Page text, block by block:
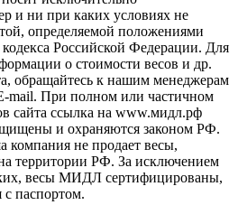
и ни при каких условиях не
определяемой положениями
Российской Федерации. Для
о стоимости весов и др.
обращайтесь к нашим менеджерам
При полном или частичном
сайта ссылка на www.мидл.рф
и охраняются законом РФ.
компания не продает весы,
территории РФ. За исключением
весы МИДЛ сертифицированы,
с паспортом.